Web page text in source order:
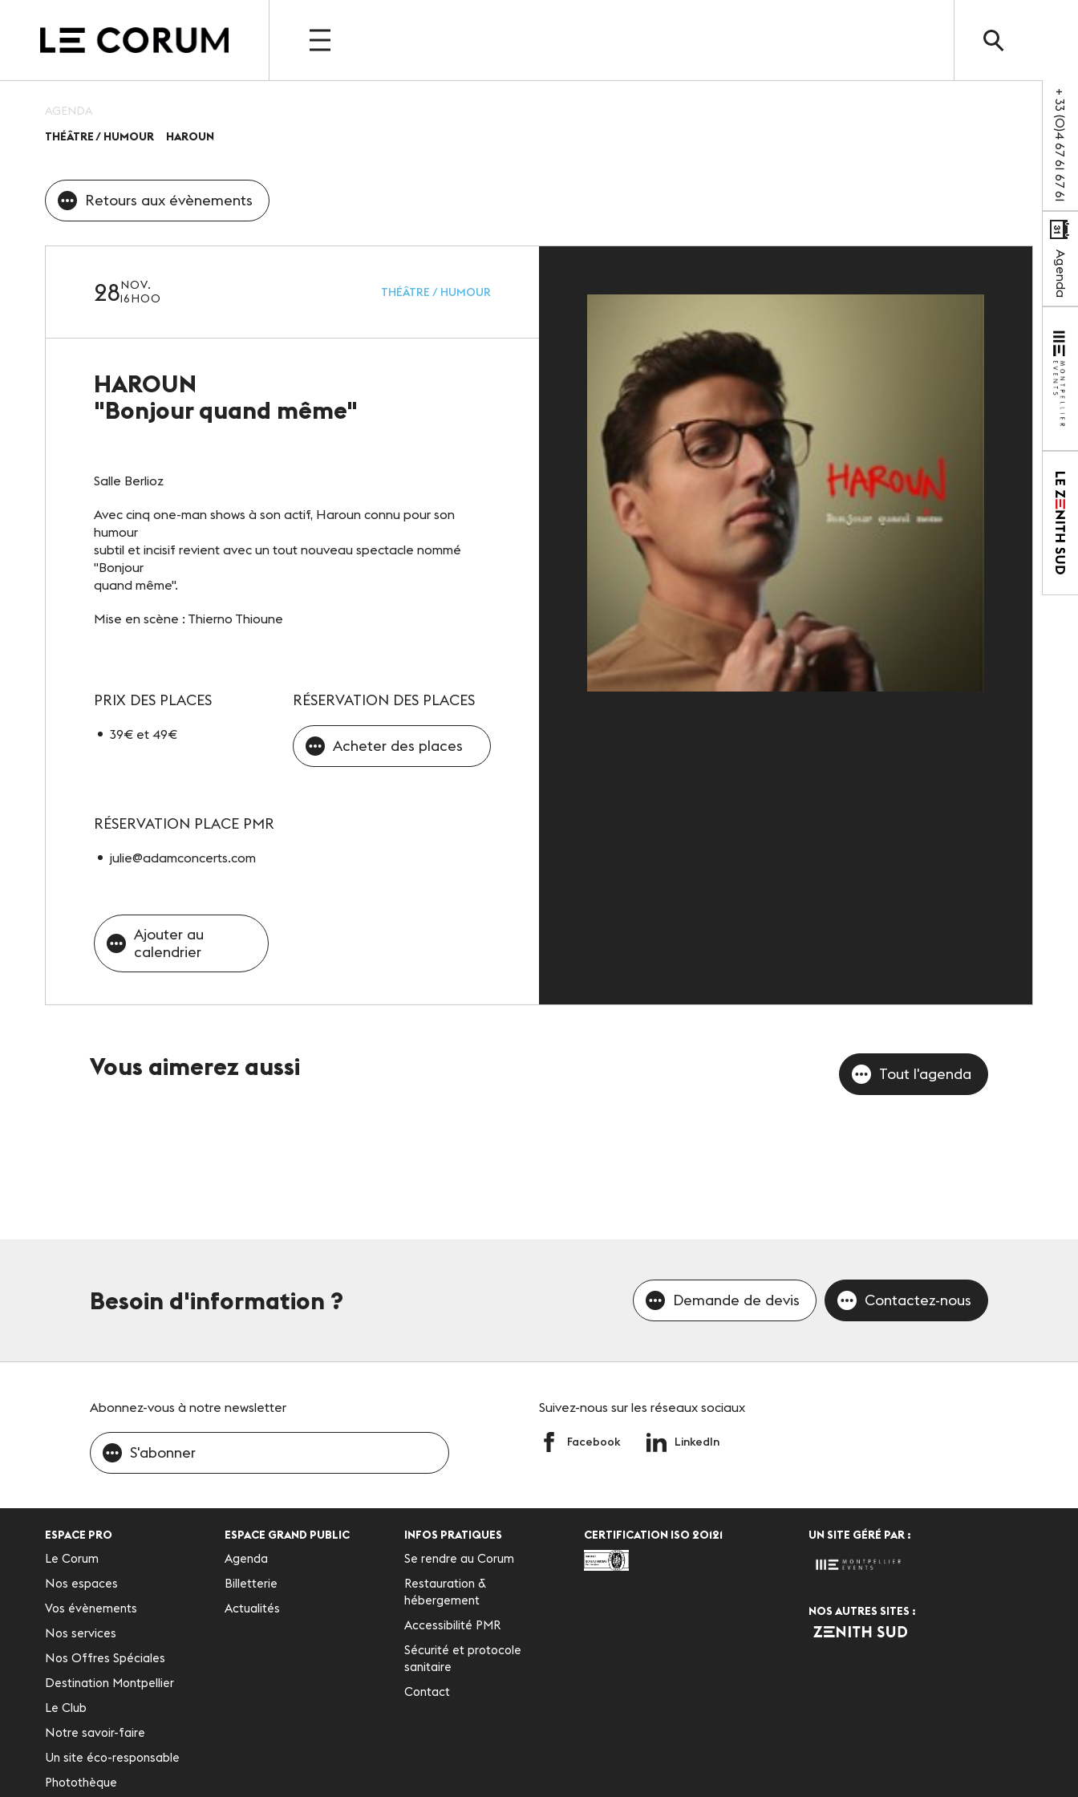
+ 33 (0)4 67 61 67 61
Agenda
ESPACE PRO
Nos espaces
Vos évènements, nos
Nos services
Nos offres spéciales
Notre destination
Photothèque
Actualités
Restauration et hébergement
Objets perdus et trouvés
Contact
AGENDA
THÉÂTRE / HUMOUR
HAROUN
Retours aux évènements
28NOV.
16H00
THÉÂTRE / HUMOUR
HAROUN
"Bonjour quand même"
Salle Berlioz
Avec cinq one-man shows à son actif, Haroun connu pour son
humour
subtil et incisif revient avec un tout nouveau spectacle nommé
"Bonjour
quand même".
Mise en scène : Thierno Thioune
PRIX DES PLACES
39€ et 49€
RÉSERVATION DES PLACES
Acheter des places
RÉSERVATION PLACE PMR
julie@adamconcerts.com
Ajouter au
calendrier
Vous aimerez aussi Tout l'agenda
Besoin d'information ? Demande de devis Contactez-nous
Abonnez-vous à notre newsletter
S'abonner
Suivez-nous sur les réseaux sociaux
Facebook LinkedIn
ESPACE PRO
Le Corum
Nos espaces
Vos évènements
Nos services
Nos Offres Spéciales
Destination Montpellier
Le Club
Notre savoir-faire
Un site éco-responsable
Photothèque
ESPACE GRAND PUBLIC
Agenda
Billetterie
Actualités
INFOS PRATIQUES
Se rendre au Corum
Restauration &
hébergement
Accessibilité PMR
Sécurité et protocole
sanitaire
Contact
CERTIFICATION ISO 20121 UN SITE GÉRÉ PAR :
NOS AUTRES SITES :